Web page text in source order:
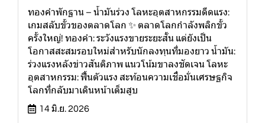
ทองคำพักฐาน – น้ำมันร่วง โลหะอุตสาหกรรมดีดแรง:
เกมสลับขั้วของตลาดโลก ✨ ตลาดโลกกำลังพลิกขั้ว
ครั้งใหญ่! ทองคำ: ระวังแรงขายระยะสั้น แต่ยังเป็น
โอกาสสะสมรอบใหม่สำหรับนักลงทุนที่มองยาว น้ำมัน:
ร่วงแรงหลังข่าวสันติภาพ แนวโน้มขาลงชัดเจน โลหะ
อุตสาหกรรม: ฟื้นตัวแรง สะท้อนความเชื่อมั่นเศรษฐกิจ
โลกที่กลับมาเดินหน้าเต็มสูบ
14 มิ.ย. 2026